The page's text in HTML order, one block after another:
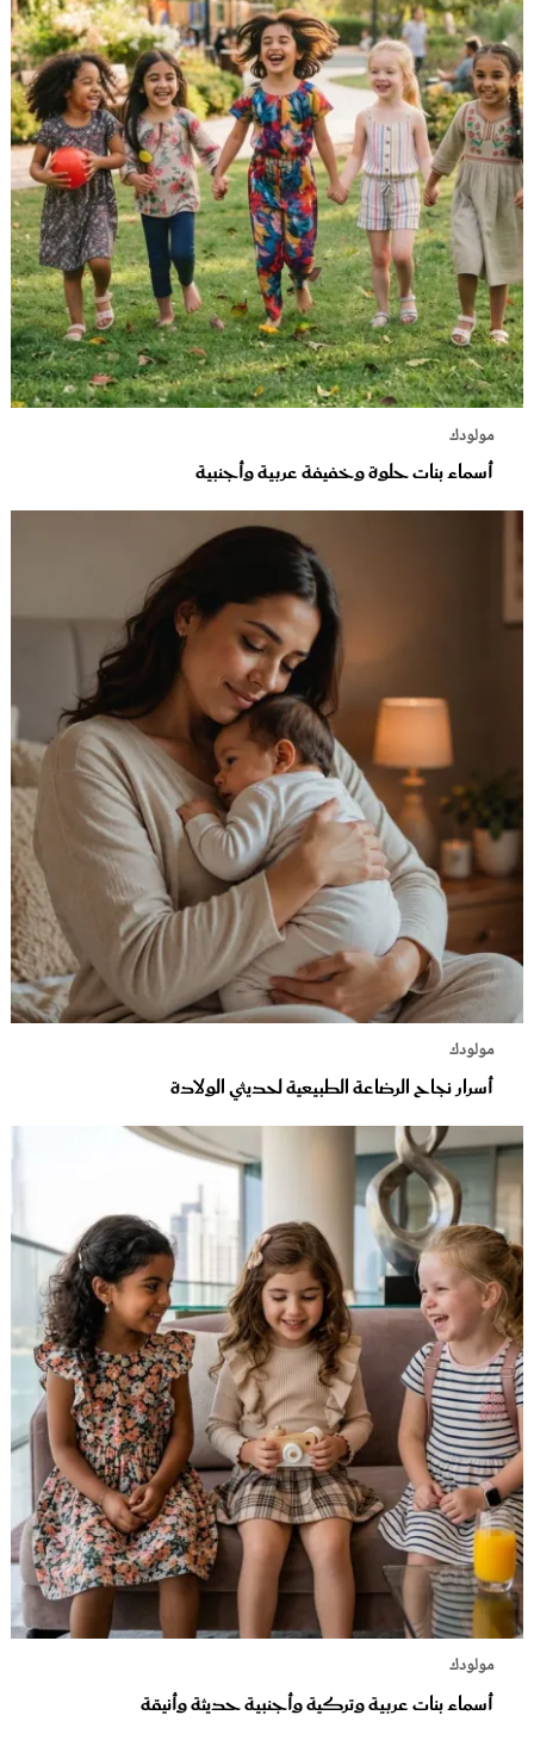
مولودك
أسماء بنات حلوة وخفيفة عربية وأجنبية
مولودك
أسرار نجاح الرضاعة الطبيعية لحديثي الولادة
مولودك
أسماء بنات عربية وتركية وأجنبية حديثة وأنيقة